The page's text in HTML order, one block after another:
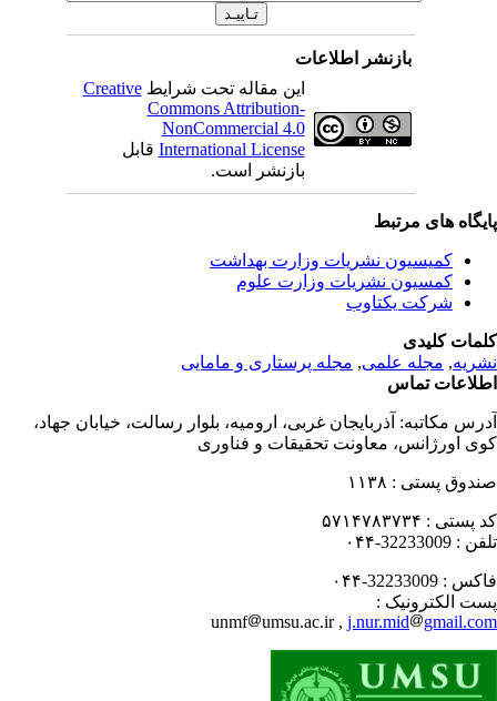
بازنشر اطلاعات
این مقاله تحت شرایطCreative
Commons Attribution-
NonCommercial 4.0
International Licenseقابل
بازنشر است.
های مرتبط
کمیسیون نشریات وزارت بهداشت
کمسیون نشریات وزارت علوم
شرکت یکتاوب
کلیدی
,مجله علمی, مجله پرستاری و مامایی
تماس
مکاتبه:آذربایجان غربی، ارومیه، بلوار رسالت، خیابان جهاد،
اورژانس، معاونت تحقیقات و فناوری
پستی : ۱۱۳۸
پستی : ۵۷۱۴۷۸۳۷۳۴
: 32233009-۰۴۴
: 32233009-۰۴۴
الکترونیک :
unmf
umsu.ac.ir ,j.nur.mid